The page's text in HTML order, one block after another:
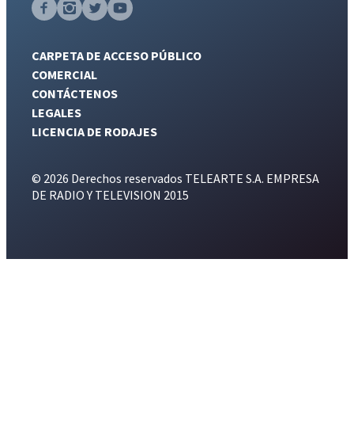
CARPETA DE ACCESO PÚBLICO
COMERCIAL
CONTÁCTENOS
LEGALES
LICENCIA DE RODAJES
© 2026 Derechos reservados TELEARTE S.A. EMPRESA
DE RADIO Y TELEVISION 2015